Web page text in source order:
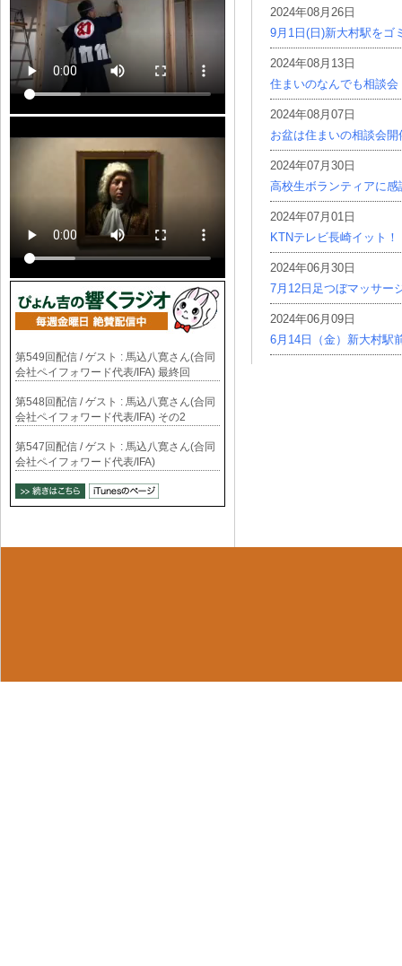
2024年08月26日
9月1日(日)新大村駅をゴ
2024年08月13日
住まいのなんでも相談会
2024年08月07日
お盆は住まいの相談会開
2024年07月30日
高校生ボランティアに感
2024年07月01日
KTNテレビ長崎イット！
2024年06月30日
7月12日足つぼマッサー
2024年06月09日
6月14日（金）新大村駅
第549回配信 / ゲスト : 馬込八寛さん(合同
会社ペイフォワード代表/IFA) 最終回
第548回配信 / ゲスト : 馬込八寛さん(合同
会社ペイフォワード代表/IFA) その2
第547回配信 / ゲスト : 馬込八寛さん(合同
会社ペイフォワード代表/IFA)